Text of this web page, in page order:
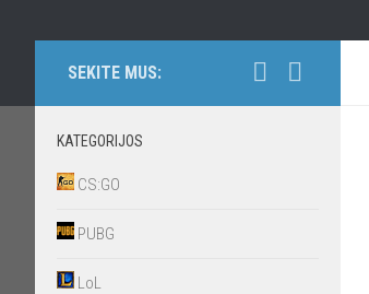
SEKITE MUS:
KATEGORIJOS
CS:GO
PUBG
LoL